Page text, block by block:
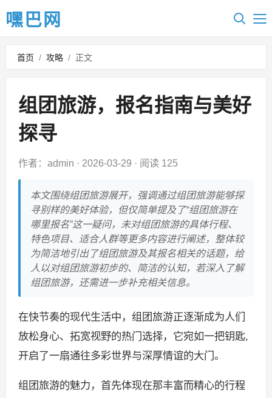
嘿巴网
首页 / 攻略 / 正文
组团旅游，报名指南与美好
探寻
作者：admin · 2026-03-29 · 阅读 125
本文围绕组团旅游展开，强调通过组团旅游能够探
寻别样的美好体验，但仅简单提及了“组团旅游在
哪里报名”这一疑问，未对组团旅游的具体行程、
特色项目、适合人群等更多内容进行阐述，整体较
为简洁地引出了组团旅游及其报名相关的话题，给
人以对组团旅游初步的、简洁的认知，若深入了解
组团旅游，还需进一步补充相关信息。
在快节奏的现代生活中，组团旅游正逐渐成为人们
放松身心、拓宽视野的热门选择，它宛如一把钥匙,
开启了一扇通往多彩世界与深厚情谊的大门。
组团旅游的魅力，首先体现在那丰富而精心的行程